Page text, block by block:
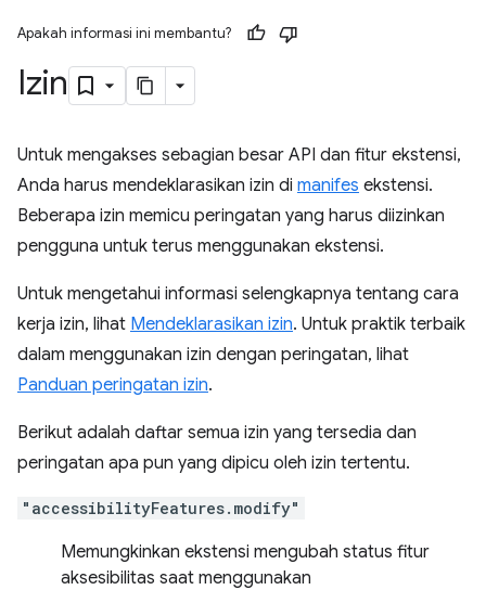
Apakah informasi ini membantu?
Izin
Untuk mengakses sebagian besar API dan fitur ekstensi,
Anda harus mendeklarasikan izin di manifes ekstensi.
Beberapa izin memicu peringatan yang harus diizinkan
pengguna untuk terus menggunakan ekstensi.
Untuk mengetahui informasi selengkapnya tentang cara
kerja izin, lihat Mendeklarasikan izin. Untuk praktik terbaik
dalam menggunakan izin dengan peringatan, lihat
Panduan peringatan izin.
Berikut adalah daftar semua izin yang tersedia dan
peringatan apa pun yang dipicu oleh izin tertentu.
"accessibilityFeatures.modify"
Memungkinkan ekstensi mengubah status fitur
aksesibilitas saat menggunakan